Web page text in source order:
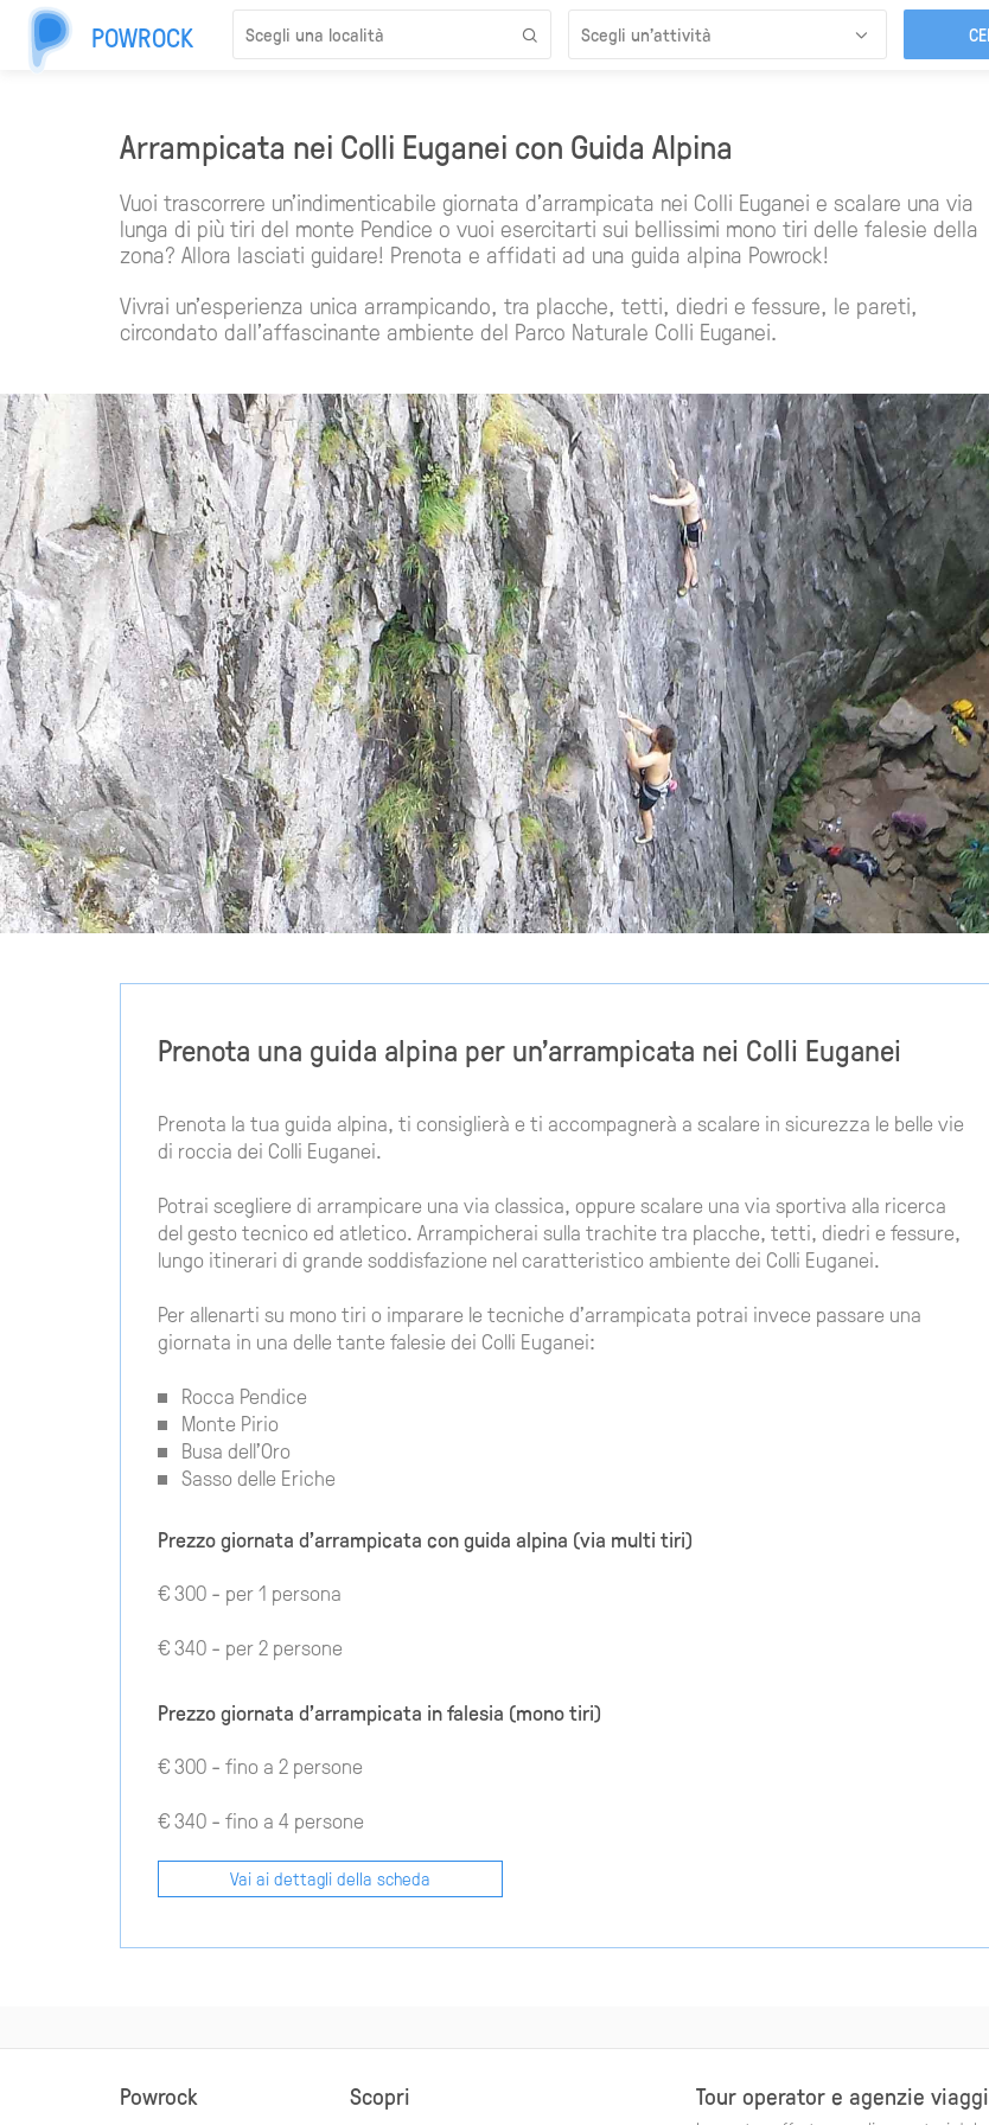
POWROCK
Arrampicata nei Colli Euganei con Guida Alpina
Vuoi trascorrere un'indimenticabile giornata d'arrampicata nei Colli Euganei e scalare una via
lunga di più tiri del monte Pendice o vuoi esercitarti sui bellissimi mono tiri delle falesie della
zona? Allora lasciati guidare! Prenota e affidati ad una guida alpina Powrock!
Vivrai un'esperienza unica arrampicando, tra placche, tetti, diedri e fessure, le pareti,
circondato dall'affascinante ambiente del Parco Naturale Colli Euganei.
Prenota una guida alpina per un'arrampicata nei Colli Euganei
Prenota la tua guida alpina, ti consiglierà e ti accompagnerà a scalare in sicurezza le belle vie
di roccia dei Colli Euganei.
Potrai scegliere di arrampicare una via classica, oppure scalare una via sportiva alla ricerca
del gesto tecnico ed atletico. Arrampicherai sulla trachite tra placche, tetti, diedri e fessure,
lungo itinerari di grande soddisfazione nel caratteristico ambiente dei Colli Euganei.
Per allenarti su mono tiri o imparare le tecniche d’arrampicata potrai invece passare una
giornata in una delle tante falesie dei Colli Euganei:
Rocca Pendice
Monte Pirio
Busa dell'Oro
Sasso delle Eriche
Prezzo giornata d'arrampicata con guida alpina (via multi tiri)
€ 300 - per 1 persona
€ 340 - per 2 persone
Prezzo giornata d'arrampicata in falesia (mono tiri)
€ 300 - fino a 2 persone
€ 340 - fino a 4 persone
Vai ai dettagli della scheda
Scegli un’attività
Powrock Scopri Tour operator e agenzie viaggi